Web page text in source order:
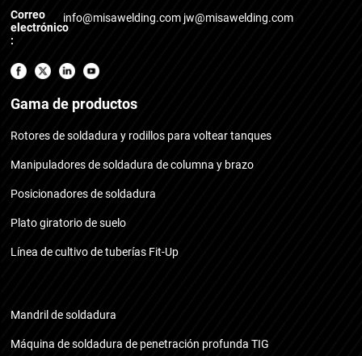
Correo
electrónico
:
info@misawelding.com jw@misawelding.com
Gama de productos
Rotores de soldadura y rodillos para voltear tanques
Manipuladores de soldadura de columna y brazo
Posicionadores de soldadura
Plato giratorio de suelo
Línea de cultivo de tuberías Fit-Up
Mandril de soldadura
Máquina de soldadura de penetración profunda TIG